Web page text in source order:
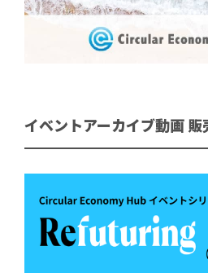
イベントアーカイブ動画 販